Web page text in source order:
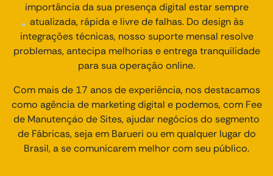
importância da sua presença digital estar sempre
atualizada, rápida e livre de falhas. Do design às
integrações técnicas, nosso suporte mensal resolve
problemas, antecipa melhorias e entrega tranquilidade
para sua operação online.
Com mais de 17 anos de experiência, nos destacamos
como agência de marketing digital e podemos, com Fee
de Manutenção de Sites, ajudar negócios do segmento
de Fábricas, seja em Barueri ou em qualquer lugar do
Brasil, a se comunicarem melhor com seu público.